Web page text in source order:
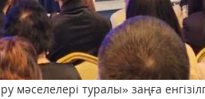
мәселелері туралы» заңға